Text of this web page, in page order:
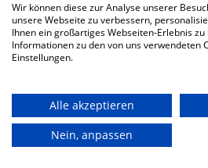
Bühne Frei!
Wir können diese zur Analyse unserer
unsere Webseite zu verbessern,
Ihnen ein großartiges Webseiten-Erlebnis
Informationen zu den von uns verwendeten
Einstellungen.
Alle akzeptieren
Nein, anpassen